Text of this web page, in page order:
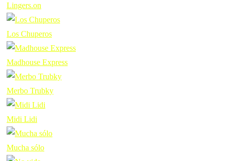
Lingers.on
Los Chuperos
Madhouse Express
Merbo Trubky
Midi Lidi
Mucha sólo